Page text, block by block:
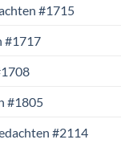
#1715
#1717
#1805
#2114